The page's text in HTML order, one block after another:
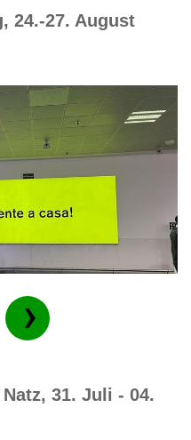
24.-27. August
31. Juli - 04.